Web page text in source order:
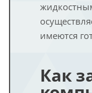
имеются
Как